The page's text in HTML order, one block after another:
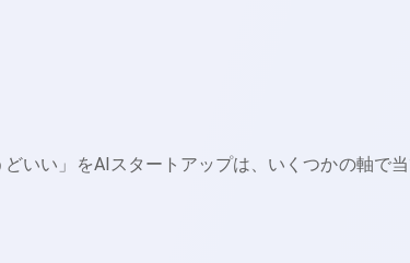
いい」をAIスタートアップは、いくつかの軸で